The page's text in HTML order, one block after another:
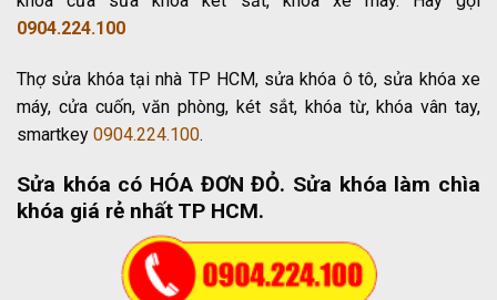
0904.224.100
Thợ sửa khóa tại nhà TP HCM, sửa khóa ô tô, sửa khóa xe
máy, cửa cuốn, văn phòng, két sắt, khóa từ, khóa vân tay,
smartkey 0904.224.100.
Sửa khóa có HÓA ĐƠN ĐỎ. Sửa khóa làm chìa
khóa giá rẻ nhất TP HCM.